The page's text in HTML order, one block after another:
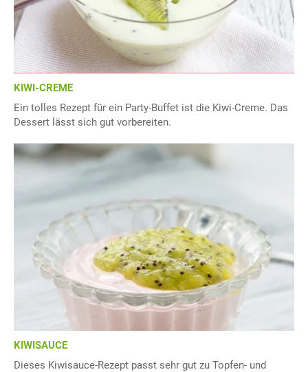
KIWI-CREME
Ein tolles Rezept für ein Party-Buffet ist die Kiwi-Creme. Das
Dessert lässt sich gut vorbereiten.
KIWISAUCE
Dieses Kiwisauce-Rezept passt sehr gut zu Topfen- und